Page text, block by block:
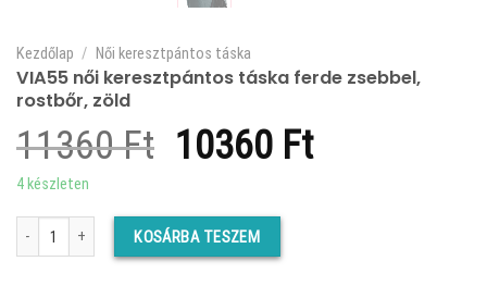
Kezdőlap / Női keresztpántos táska
VIA55 női keresztpántos táska ferde zsebbel,
rostbőr, zöld
11360Ft Original
was:
11360 Ft.
10360 FtCurrent
4 készleten
VIA55 női keresztpántos táska ferde zsebbel, rostbőr, zöld mennyiség
KOSÁRBA TESZEM